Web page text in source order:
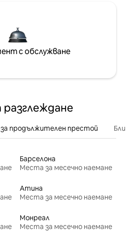
с обслужване
продължителен престой
Барселона
Места за месечно наемане
Атина
Места за месечно наемане
Монреал
Места за месечно наемане